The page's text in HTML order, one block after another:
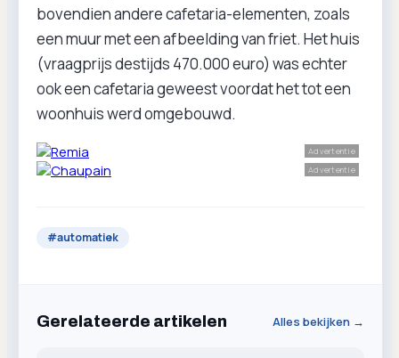
bovendien andere cafetaria-elementen, zoals
een muur met een afbeelding van friet. Het huis
(vraagprijs destijds 470.000 euro) was echter
ook een cafetaria geweest voordat het tot een
woonhuis werd omgebouwd.
Advertentie
Advertentie
#automatiek
Gerelateerde artikelen Alles bekijken →